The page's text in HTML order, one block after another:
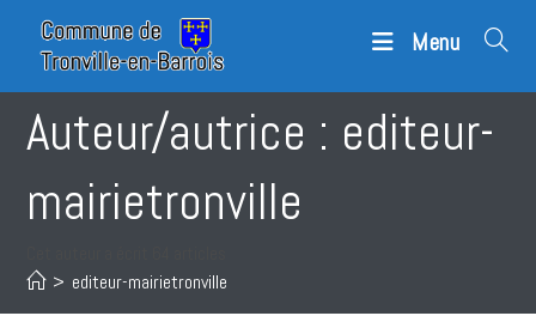
content
Menu
Auteur/autrice : editeur-
mairietronville
> editeur-mairietronville